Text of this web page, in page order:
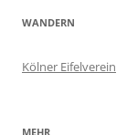
WANDERN
Kölner Eifelverein
MEHR